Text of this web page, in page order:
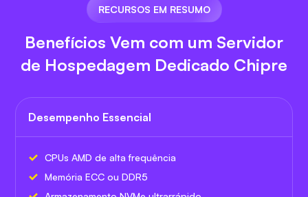
RECURSOS EM RESUMO
Benefícios Vem com um Servidor
de Hospedagem Dedicado Chipre
Desempenho Essencial
CPUs AMD de alta frequência
Memória ECC ou DDR5